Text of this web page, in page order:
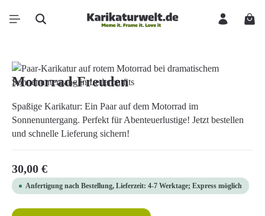
Zum Hauptinhalt springen
Bildergalerie überspringen
Motorrad-Freuden
Spaßige Karikatur: Ein Paar auf dem Motorrad im
Sonnenuntergang. Perfekt für Abenteuerlustige! Jetzt bestellen
und schnelle Lieferung sichern!
Regulärer Preis:
30,00 €
Anfertigung nach Bestellung, Lieferzeit: 4-7 Werktage; Express möglich